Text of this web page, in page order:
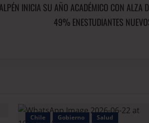
INICIA SU AÑO ACADÉMICO CON ALZA
49% ENESTUDIANTES
Chile Gobierno Salud